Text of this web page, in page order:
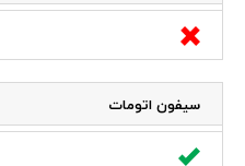
سیفون اتومات